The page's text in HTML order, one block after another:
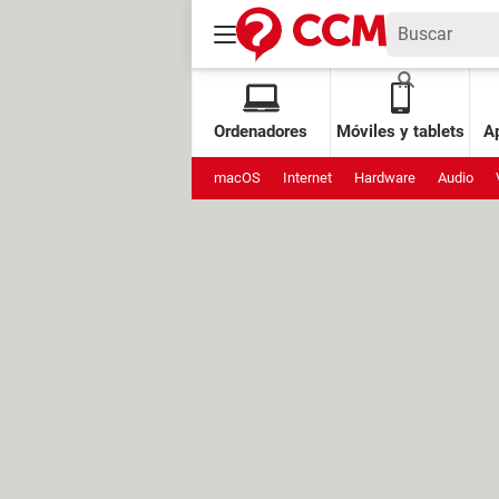
Ordenadores Móviles y tablets
macOS Internet Hardware Audio